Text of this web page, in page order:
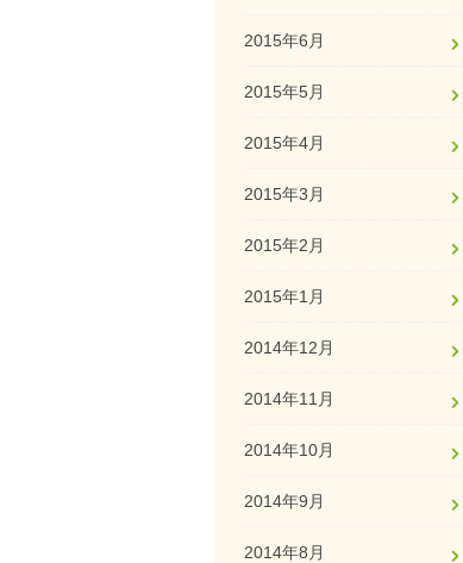
2015年6月
2015年5月
2015年4月
2015年3月
2015年2月
2015年1月
2014年12月
2014年11月
2014年10月
2014年9月
2014年8月